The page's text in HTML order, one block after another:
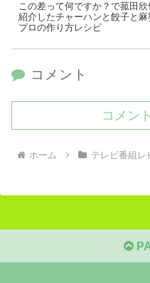
この差って何ですか？で菰田
紹介したチャーハンと餃子と
プロの作り方レシピ
コメント
コメン
ホーム テレビ番組レ